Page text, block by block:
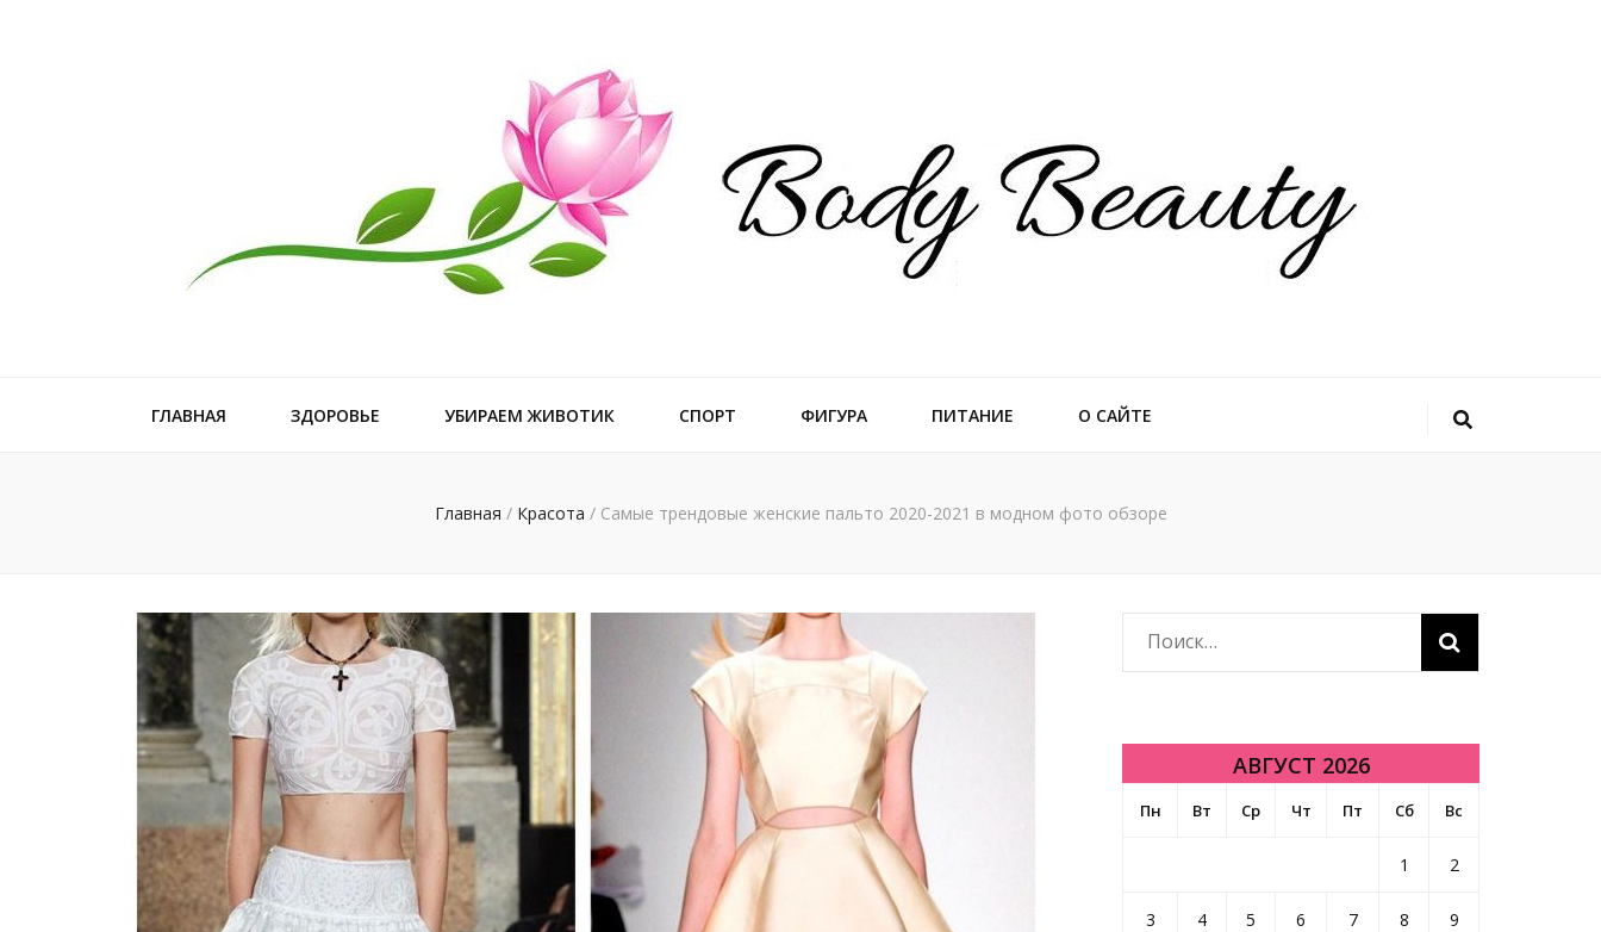
ГЛАВНАЯ ЗДОРОВЬЕ УБИРАЕМ ЖИВОТИК СПОРТ ФИГУРА ПИТАНИЕ О САЙТЕ
Главная / Красота / Самые трендовые женские пальто 2020-2021 в модном фото обзоре
Найти:
АВГУСТ 2026
Пн Вт Ср Чт Пт Сб Вс
1 2
3 4 5 6 7 8 9